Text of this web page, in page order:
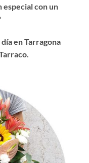
especial con un
en Tarragona